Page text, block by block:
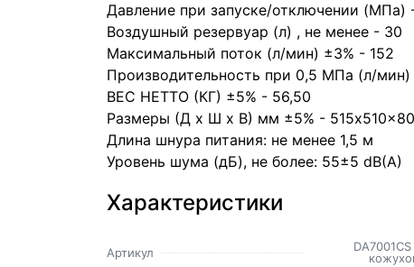
Давление при запуске/отключении
Воздушный резервуар (л) , не менее - 30
Максимальный поток (л/мин) ±3% - 152
Производительность при 0,5 МПа (л/
ВЕС НЕТТО (КГ) ±5% - 56,50
Размеры (Д x Ш x В) мм ±5% -
Длина шнура питания: не менее 1,5 м
Уровень шума (дБ), не более: 55±5 dB(A)
Характеристики
Артикул
DA7001CS